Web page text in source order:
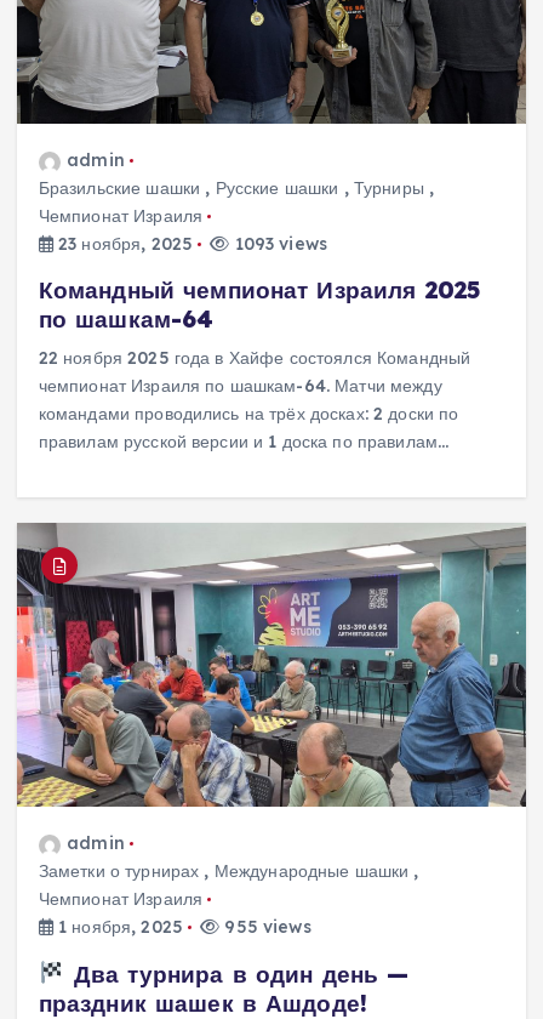
admin
Бразильские шашки , Русские шашки , Турниры ,
Чемпионат Израиля
23 ноября, 2025
1093 views
Командный чемпионат Израиля 2025
по шашкам-64
22 ноября 2025 года в Хайфе состоялся Командный
чемпионат Израиля по шашкам-64. Матчи между
командами проводились на трёх досках: 2 доски по
правилам русской версии и 1 доска по правилам…
admin
Заметки о турнирах , Международные шашки ,
Чемпионат Израиля
1 ноября, 2025
955 views
Два турнира в один день —
праздник шашек в Ашдоде!